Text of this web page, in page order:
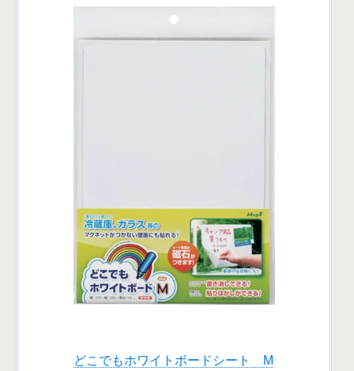
どこでもホワイトボードシート M